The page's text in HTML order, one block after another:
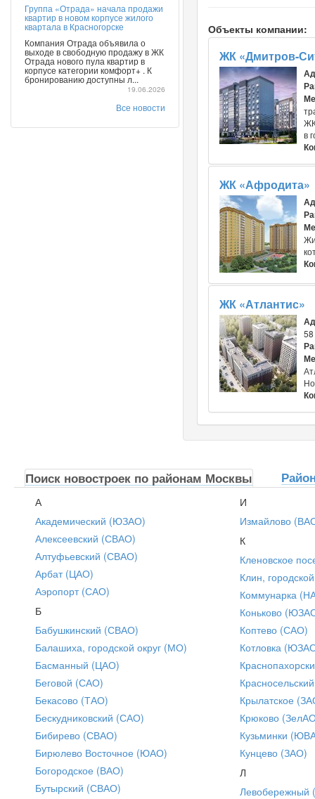
Группа «Отрада» начала продажи
квартир в новом корпусе жилого
квартала в Красногорске
Компания Отрада объявила о
выходе в свободную продажу в ЖК
Отрада нового пула квартир в
корпусе категории комфорт+ . К
бронированию доступны л...
19.06.2026
Все новости
Объекты компании:
ЖК «Дмитров-
в
ЖК «Афродита»
ЖК «Атлантис»
58
Поиск новостроек по районам Москвы
А
Академический (ЮЗАО)
Алексеевский (СВАО)
Алтуфьевский (СВАО)
Арбат (ЦАО)
Аэропорт (САО)
Б
Бабушкинский (СВАО)
Балашиха, городской округ (МО)
Басманный (ЦАО)
Беговой (САО)
Бекасово (ТАО)
Бескудниковский (САО)
Бибирево (СВАО)
Бирюлево Восточное (ЮАО)
Богородское (ВАО)
Бутырский (СВАО)
И
Измайлово
К
Кленовское
Клин,
Коммунарка
Коньково
Коптево (САО)
Котловка
Крылатское
Крюково
Кузьминки
Кунцево (ЗАО)
Л